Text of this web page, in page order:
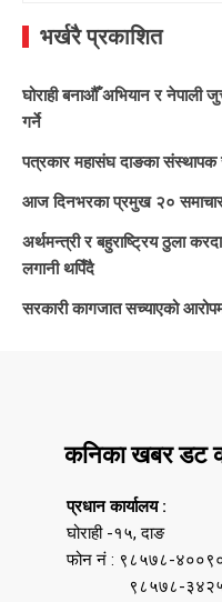
भर्खरै प्रकाशित
घोराही बनाऔँ अभियान र नेपाली
गर्ने
पत्रकार महासंघ दाङका
आज दिनभरका प्रमुख २०
अर्थमन्त्री र बहुराष्ट्रिय ठुला
लगानी थपिँदै
सरकारी कागजात सच्याएको
कनिका खबर डट
प्रधान कार्यालय :
घोराही -१५, दाङ
फोन नं : ९८५७८-
९८५७८-